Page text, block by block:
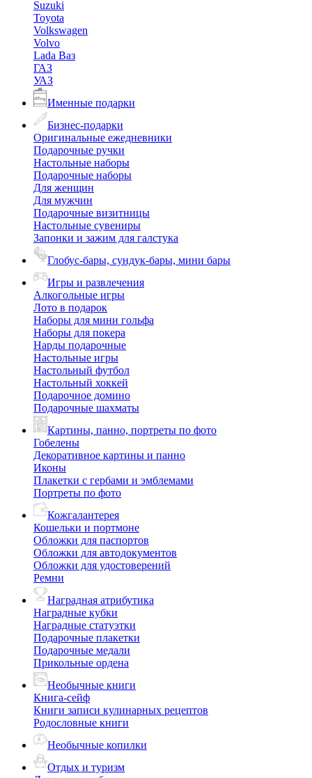
Suzuki
Toyota
Volkswagen
Volvo
Lada Ваз
ГАЗ
УАЗ
Именные подарки
Бизнес-подарки
Оригинальные ежедневники
Подарочные ручки
Настольные наборы
Подарочные наборы
Для женщин
Для мужчин
Подарочные визитницы
Настольные сувениры
Запонки и зажим для галстука
Глобус-бары, сундук-бары, мини бары
Игры и развлечения
Алкогольные игры
Лото в подарок
Наборы для мини гольфа
Наборы для покера
Нарды подарочные
Настольные игры
Настольный футбол
Настольный хоккей
Подарочное домино
Подарочные шахматы
Картины, панно, портреты по фото
Гобелены
Декоративное картины и панно
Иконы
Плакетки с гербами и эмблемами
Портреты по фото
Кожгалантерея
Кошельки и портмоне
Обложки для паспортов
Обложки для автодокументов
Обложки для удостоверений
Ремни
Наградная атрибутика
Наградные кубки
Наградные статуэтки
Подарочные плакетки
Подарочные медали
Прикольные ордена
Необычные книги
Книга-сейф
Книги записи кулинарных рецептов
Родословные книги
Необычные копилки
Отдых и туризм